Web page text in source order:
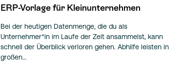
ERP-Vorlage für Kleinunternehmen
Bei der heutigen Datenmenge, die du als
Unternehmer*in im Laufe der Zeit ansammelst, kann
schnell der Überblick verloren gehen. Abhilfe leisten in
großen…